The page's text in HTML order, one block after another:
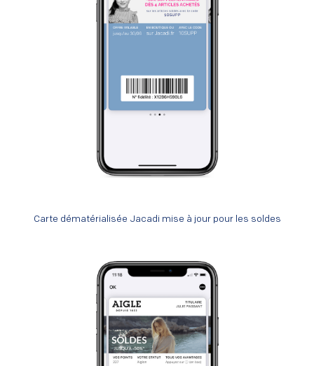
Carte dématérialisée Jacadi mise à jour pour les soldes